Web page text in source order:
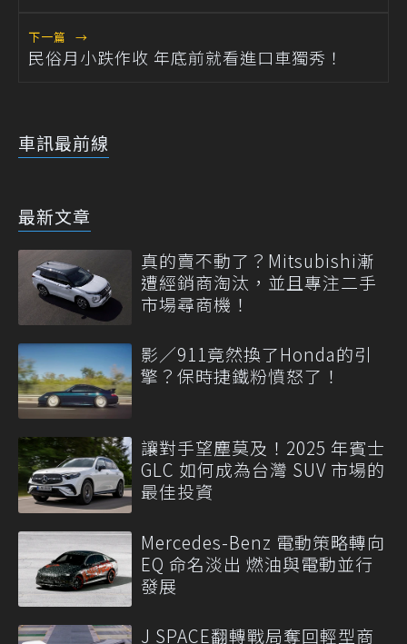
下一篇 →
民俗月小跌作收 年底前就看進口車獨秀！
車訊最前線
最新文章
真的賣不動了？Mitsubishi漸
遭經銷商淘汰，並且專注二手
市場尋商機！
影／911竟然換了Honda的引
擎？保時捷鐵粉憤怒了！
讓對手望塵莫及！2025 年賓士
GLC 如何成為台灣 SUV 市場的
最佳投資
Mercedes-Benz 電動策略轉向
EQ 命名淡出 燃油與電動並行
發展
J SPACE翻轉戰局奪回輕型商